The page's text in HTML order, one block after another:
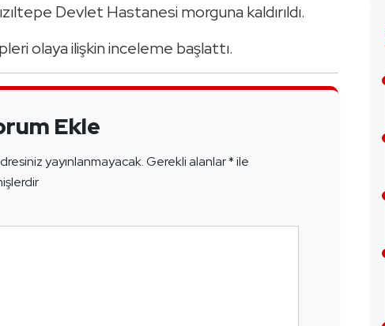
Devlet Hastanesi morguna kaldırıldı.
olaya ilişkin inceleme başlattı.
Ekle
yayınlanmayacak.Gerekli alanlar*ile